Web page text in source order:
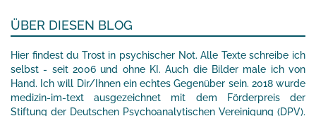
ÜBER DIESEN BLOG
Hier findest du Trost in psychischer Not. Alle Texte schreibe ich
selbst - seit 2006 und ohne KI. Auch die Bilder male ich von
Hand. Ich will Dir/Ihnen ein echtes Gegenüber sein. 2018 wurde
medizin-im-text ausgezeichnet mit dem Förderpreis der
Stiftung der Deutschen Psychoanalytischen Vereinigung (DPV).